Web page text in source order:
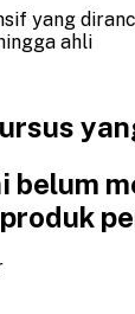
yang
ahli
belum